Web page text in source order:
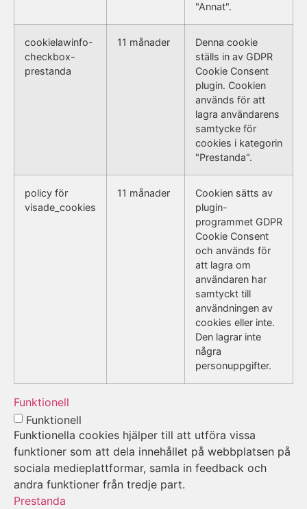
"Annat".
cookielawinfo-
checkbox-
prestanda
11 månader
Denna cookie
ställs in av GDPR
Cookie Consent
plugin. Cookien
används för att
lagra användarens
samtycke för
cookies i kategorin
"Prestanda".
policy för
visade_cookies
11 månader
Cookien sätts av
plugin-
programmet GDPR
Cookie Consent
och används för
att lagra om
användaren har
samtyckt till
användningen av
cookies eller inte.
Den lagrar inte
några
personuppgifter.
Funktionell
Funktionell
Funktionella cookies hjälper till att utföra vissa
funktioner som att dela innehållet på webbplatsen på
sociala medieplattformar, samla in feedback och
andra funktioner från tredje part.
Prestanda